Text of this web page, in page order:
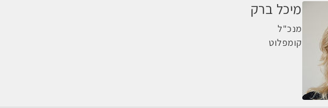
מיכל ברק
מנכ"ל
קומפלוט